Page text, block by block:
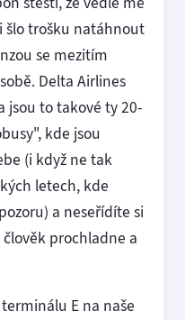
šlo trošku natáhnout
se mezitím
Delta Airlines
jsou to takové ty 20-
kde jsou
(i když ne tak
letech, kde
a neseřídíte si
prochladne a
E na naše